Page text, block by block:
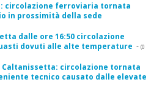
circolazione ferroviaria tornata
in prossimità della sede
dalle ore 16:50 circolazione
dovuti alle alte temperature - (0
Caltanissetta: circolazione tornata
tecnico causato dalle elevate